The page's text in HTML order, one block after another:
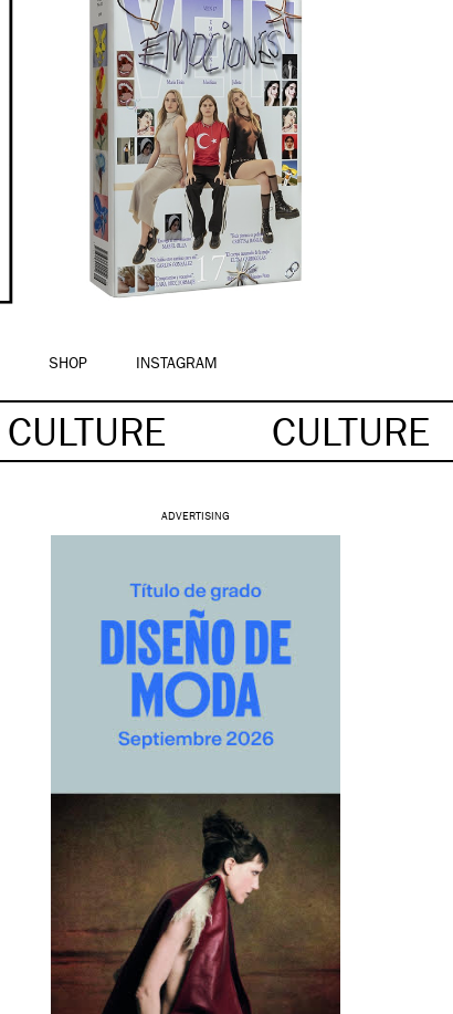
SHOP INSTAGRAM
CULTURE CULTURE
ADVERTISING